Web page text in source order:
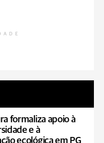
formaliza apoio à
e à
ecológica em PG